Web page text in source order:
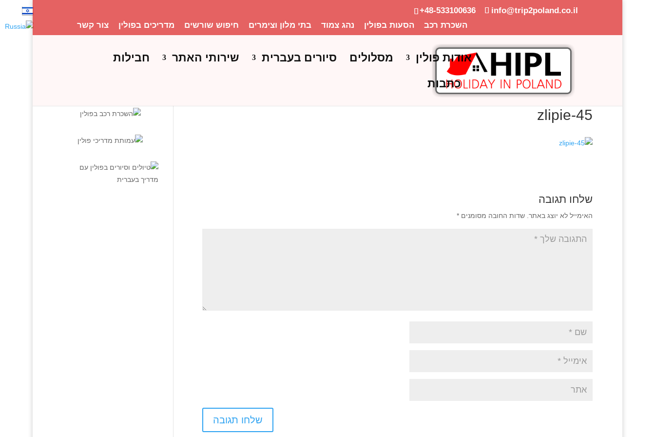
+48-533100636
info@trip2poland.co.il
השכרת רכב
הסעות בפולין נהג צמוד בתי מלון וצימרים חיפוש שורשים מדריכים בפולין צור קשר
אודות פולין מסלולים סיורים בעברית שירותי האתר חבילות
כתבות
zlipie-45
שלחו תגובה
האימייל לא יוצג באתר. שדות החובה מסומנים *